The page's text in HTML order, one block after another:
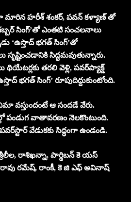
మారిన హరీశ్ శంకర్, పవన్ కళ్యాణ్ తో
సింగ్’తో ఎంతటి సంచలనాలు
‘ఉస్తాద్ భగత్ సింగ్’తో
సిద్ధమవుతున్నారు.
థియేటర్లకు తరలి వెళ్లి, పవర్‌ప్యాక్డ్
భగత్ సింగ్’ రూపుదిద్దుకుంటోంది.
వస్తుందంటే ఆ సందడే వేరు.
పండుగ వాతావరణం నెలకొంటుంది.
వేడుకకు సిద్ధంగా ఉండండి.
రాశిఖన్నా, పార్థిబన్ కె యస్
రమేష్, రాంకీ, కె జి ఎఫ్ అవినాష్